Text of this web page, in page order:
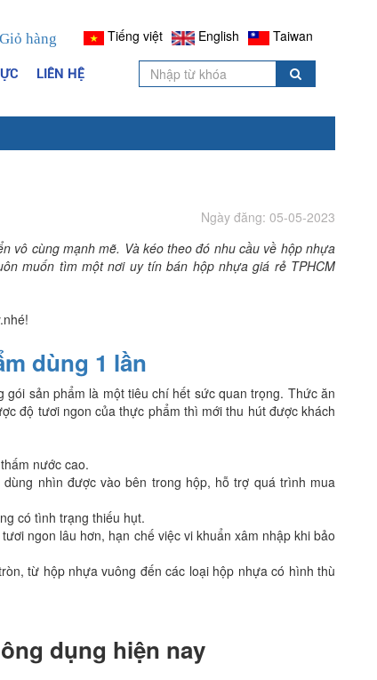
Giỏ hàng Tiếng việt English Taiwan
LIÊN HỆ
Ngày đăng: 05-05-2023
vô cùng mạnh mẽ. Và kéo theo đó nhu cầu về hộp nhựa
muốn tìm một nơi uy tín bán hộp nhựa giá rẻ TPHCM
dùng 1 lần
sản phẩm là một tiêu chí hết sức quan trọng. Thức ăn
độ tươi ngon của thực phẩm thì mới thu hút được khách
nước cao.
nhìn được vào bên trong hộp, hỗ trợ quá trình mua
có tình trạng thiếu hụt.
ngon lâu hơn, hạn chế việc vi khuẩn xâm nhập khi bảo
từ hộp nhựa vuông đến các loại hộp nhựa có hình thù
dụng hiện nay